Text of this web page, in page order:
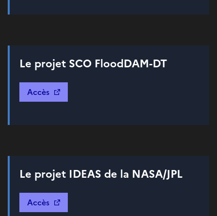
Le projet SCO FloodDAM-DT
Accès
Le projet IDEAS de la NASA/JPL
Accès